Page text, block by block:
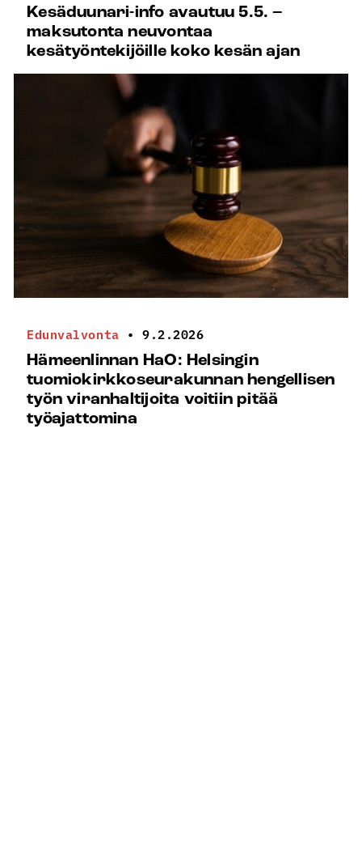
Kesäduunari-info avautuu 5.5. –
maksutonta neuvontaa
kesätyöntekijöille koko kesän ajan
Edunvalvonta • 9.2.2026
Hämeenlinnan HaO: Helsingin
tuomiokirkkoseurakunnan hengellisen
työn viranhaltijoita voitiin pitää
työajattomina